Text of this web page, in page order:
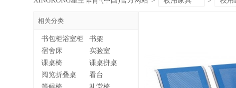
相关分类
书包柜浴室柜
书架
宿舍床
实验室
课桌椅
课桌拼桌
阅览折叠桌
看台